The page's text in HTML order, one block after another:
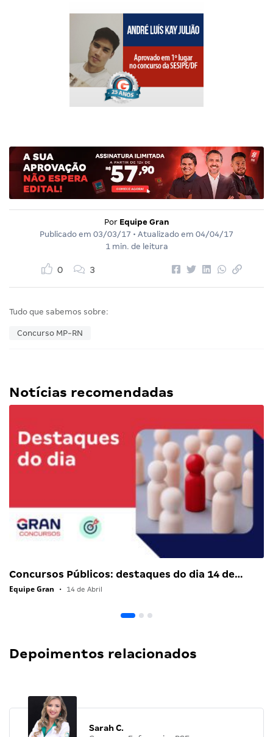
Por Equipe Gran
Publicado em 03/03/17 • Atualizado em 04/04/17
1 min. de leitura
0 3
Tudo que sabemos sobre:
Concurso MP-RN
Notícias recomendadas
Concursos Públicos: destaques do dia 14 de…
Equipe Gran • 14 de Abril
Depoimentos relacionados
Sarah C.